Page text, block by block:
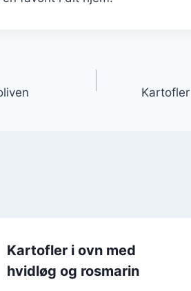
Kartofler i ovn med
hvidløg og rosmarin